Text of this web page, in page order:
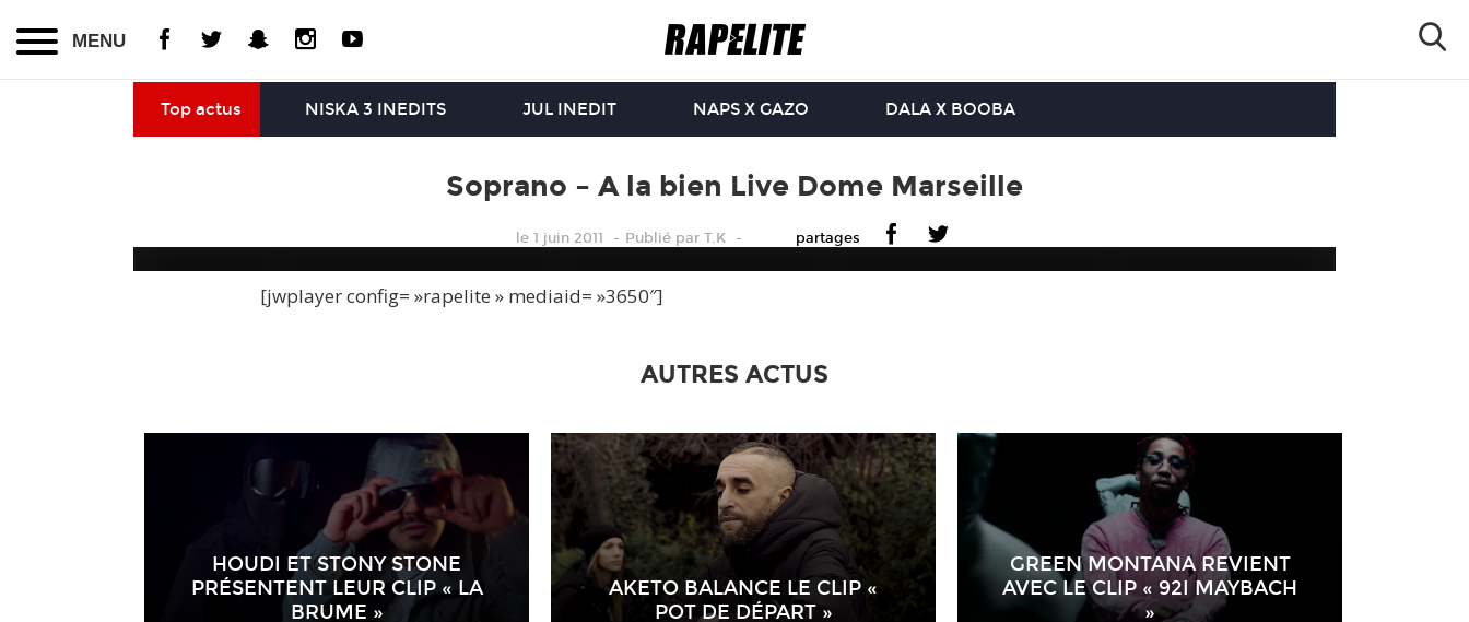
MENU
Top actus NISKA 3 INEDITS JUL INEDIT NAPS X GAZO DALA X BOOBA
Soprano – A la bien Live Dome Marseille
le 1 juin 2011 Publiépar T.K partages
[jwplayer config= »rapelite » mediaid= »3650″]
AUTRES ACTUS
HOUDI ET STONY STONE
PRÉSENTENT LEUR CLIP « LA
BRUME »
AKETO BALANCE LE CLIP «
POT DE DÉPART »
GREEN MONTANA REVIENT
AVEC LE CLIP « 92I MAYBACH
»